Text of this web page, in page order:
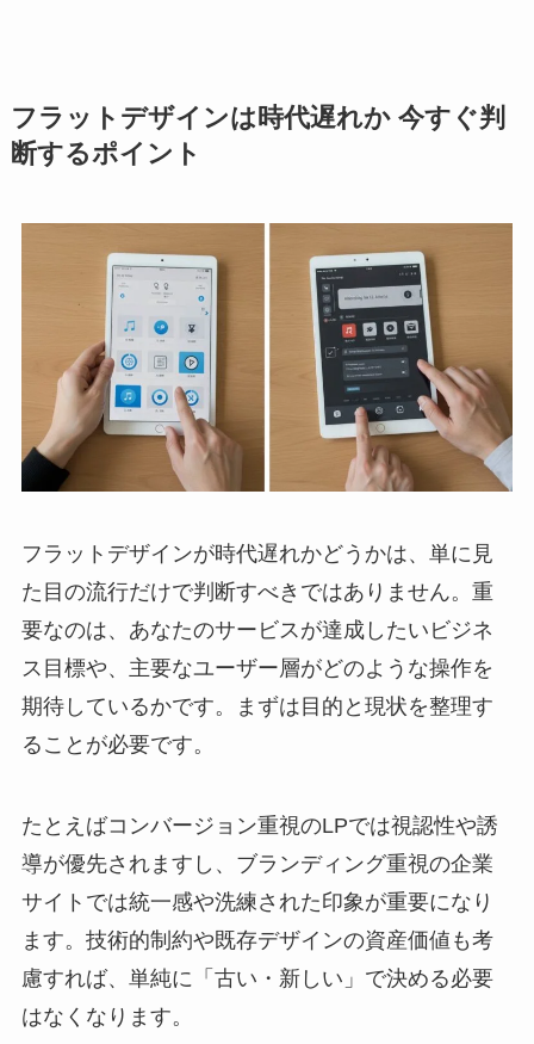
フラットデザインは時代遅れか 今すぐ判
断するポイント
フラットデザインが時代遅れかどうかは、単に見
た目の流行だけで判断すべきではありません。重
要なのは、あなたのサービスが達成したいビジネ
ス目標や、主要なユーザー層がどのような操作を
期待しているかです。まずは目的と現状を整理す
ることが必要です。
たとえばコンバージョン重視のLPでは視認性や誘
導が優先されますし、ブランディング重視の企業
サイトでは統一感や洗練された印象が重要になり
ます。技術的制約や既存デザインの資産価値も考
慮すれば、単純に「古い・新しい」で決める必要
はなくなります。